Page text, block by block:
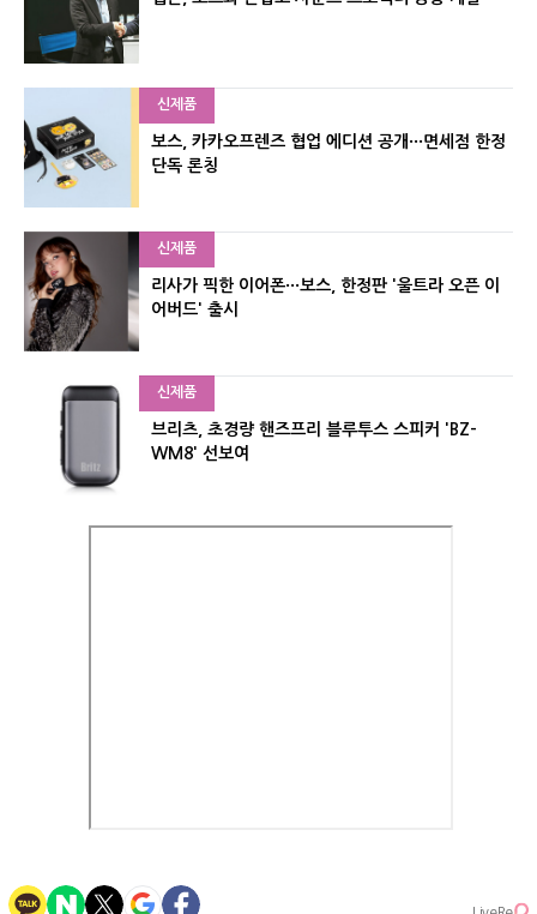
신제품
보스, 카카오프렌즈 협업 에디션 공개···면세점 한정
단독 론칭
신제품
리사가 픽한 이어폰···보스, 한정판 '울트라 오픈 이
어버드' 출시
신제품
브리츠, 초경량 핸즈프리 블루투스 스피커 'BZ-
WM8' 선보여